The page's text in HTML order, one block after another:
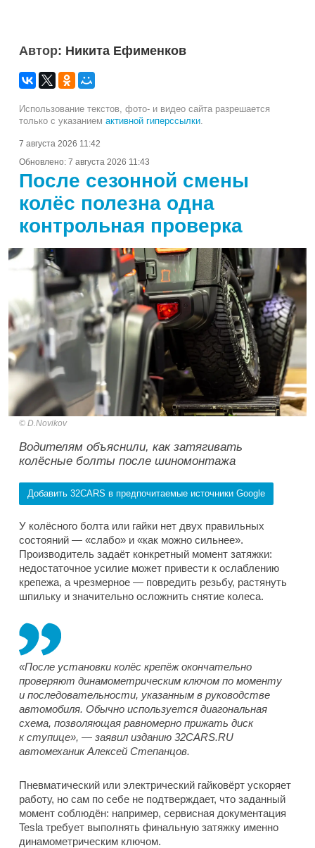
Автор: Никита Ефименков
Использование текстов, фото- и видео сайта разрешается
только с указанием активной гиперссылки.
7 августа 2026 11:42
Обновлено: 7 августа 2026 11:43
После сезонной смены
колёс полезна одна
контрольная проверка
D.Novikov
Водителям объяснили, как затягивать
колёсные болты после шиномонтажа
Добавить 32CARS в предпочитаемые источники Google
У колёсного болта или гайки нет двух правильных
состояний — «слабо» и «как можно сильнее».
Производитель задаёт конкретный момент затяжки:
недостаточное усилие может привести к ослаблению
крепежа, а чрезмерное — повредить резьбу, растянуть
шпильку и значительно осложнить снятие колеса.
«После установки колёс крепёж окончательно
проверяют динамометрическим ключом по моменту
и последовательности, указанным в руководстве
автомобиля. Обычно используется диагональная
схема, позволяющая равномерно прижать диск
к ступице», — заявил изданию 32CARS.RU
автомеханик Алексей Степанцов.
Пневматический или электрический гайковёрт ускоряет
работу, но сам по себе не подтверждает, что заданный
момент соблюдён: например, сервисная документация
Tesla требует выполнять финальную затяжку именно
динамометрическим ключом.